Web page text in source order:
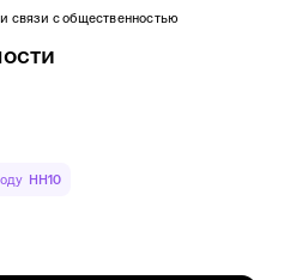
связи с общественностью
HH10